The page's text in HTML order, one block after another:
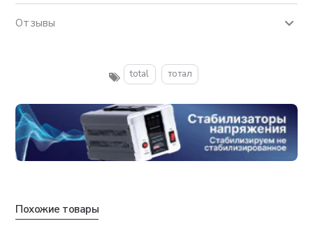
Отзывы
total тотал
Похожие товары